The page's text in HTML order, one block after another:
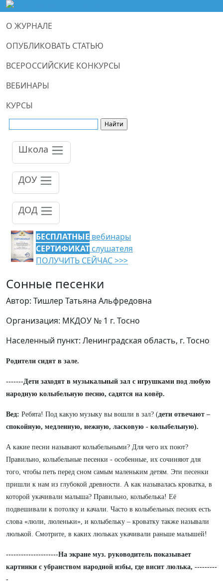
О ЖУРНАЛЕ
ОПУБЛИКОВАТЬ СТАТЬЮ
ВСЕРОССИЙСКИЕ КОНКУРСЫ
ВЕБИНАРЫ
КУРСЫ
Школа
ДОУ
ДОД
БЕСПЛАТНЫЕ вебинары
СЕРТИФИКАТ слушателя
ПОЛУЧИТЬ СЕЙЧАС >>>
Сонные песенки
Автор: Тишлер Татьяна Альфредовна
Организация: МКДОУ № 1 г. Тосно
Населенный пункт: Ленинградская область, г. Тосно
Родители сидят в зале.
-------Дети заходят в музыкальный зал с игрушками под любую
народную колыбельную песню, садятся на ковёр.
Вед: Ребята! Под какую музыку вы вошли в зал? (дети отвечают –
спокойную, медленную, нежную, ласковую - колыбельную).
А какие песни называют колыбельными? Для чего их поют?
Правильно, колыбельные песенки - особенные, их сочиняют для
того, чтобы петь перед сном самым маленьким детям. Эти песенки
пришли к нам из глубокой древности. А как называлась кроватка, в
которой укачивали малыша? Правильно, колыбелька! Её
подвешивали к потолку и качали. Часто в колыбельных песнях есть
слова «люли, люленьки», и колыбельку – кроватку также называли
люлькой. Смотрите, в каких люльках укачивали раньше малышей!
---------------------На экране муз. руководитель показывает
картинки с убранством народной избы, где висит люлька, ---------
-